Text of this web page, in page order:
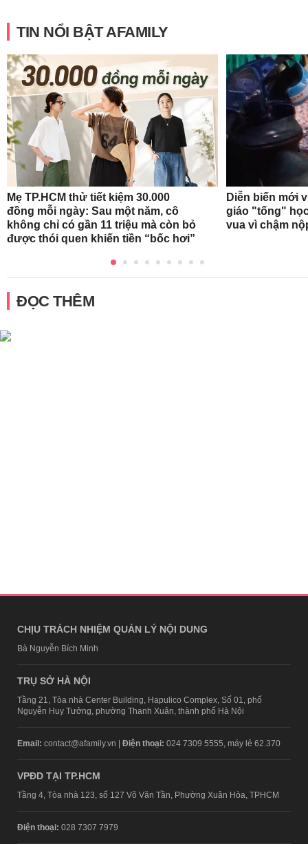
TIN NỔI BẬT AFAMILY
Mẹ TP.HCM thử tiết kiệm 30.000
đồng mỗi ngày: Sau một năm, cô
không chỉ có gần 11 triệu mà còn bỏ
được thói quen khiến tiền “bốc hơi”
Diễn biến mới
giáo "tống"
vua vì chậm
ĐỌC THÊM
CHỊU TRÁCH NHIỆM QUẢN LÝ NỘI DUNG
Bà Nguyễn Bích Minh
TRỤ SỞ HÀ NỘI
Tầng 21, Tòa nhà Center Building, Hapulico Complex, Số 01, phố
Nguyễn Huy Tưởng, phường Thanh Xuân, thành phố Hà Nội
Email: contact@afamily.vn | Điện thoại: 024 7309 5555, máy lẻ 62.370
VPĐD TẠI TP.HCM
Tầng 4, Tòa nhà 123, số 127 Võ Văn Tần, Phường Xuân Hòa, TPHCM
Điện thoại: 028 7307 7979